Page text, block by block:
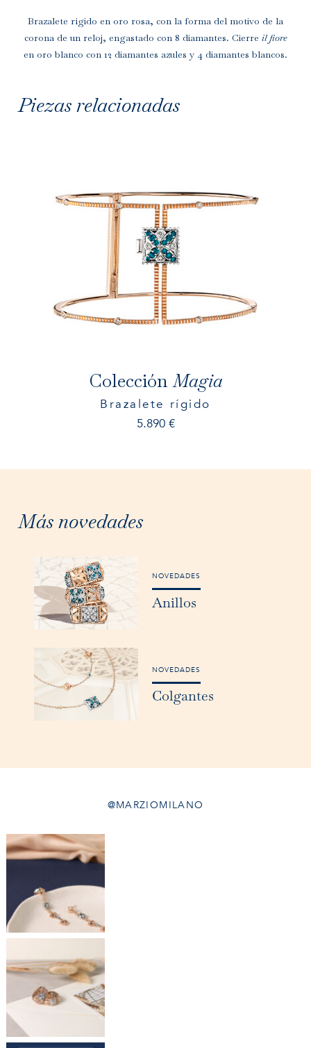
Brazalete rígido en oro rosa, con la forma del motivo de la
corona de un reloj, engastado con 8 diamantes. Cierre il fiore
en oro blanco con 12 diamantes azules y 4 diamantes blancos.
Piezas relacionadas
ColecciónMagia
Brazalete rígido
5.890 €
Más novedades
NOVEDADES
Anillos
NOVEDADES
Colgantes
@MARZIOMILANO